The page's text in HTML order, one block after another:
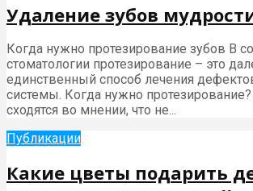
Удаление зубов
Когда нужно протезирование зубов В
стоматологии протезирование – это
единственный способ лечения
системы. Когда нужно
сходятся во мнении, что не...
Публикации
Какие цветы подарить